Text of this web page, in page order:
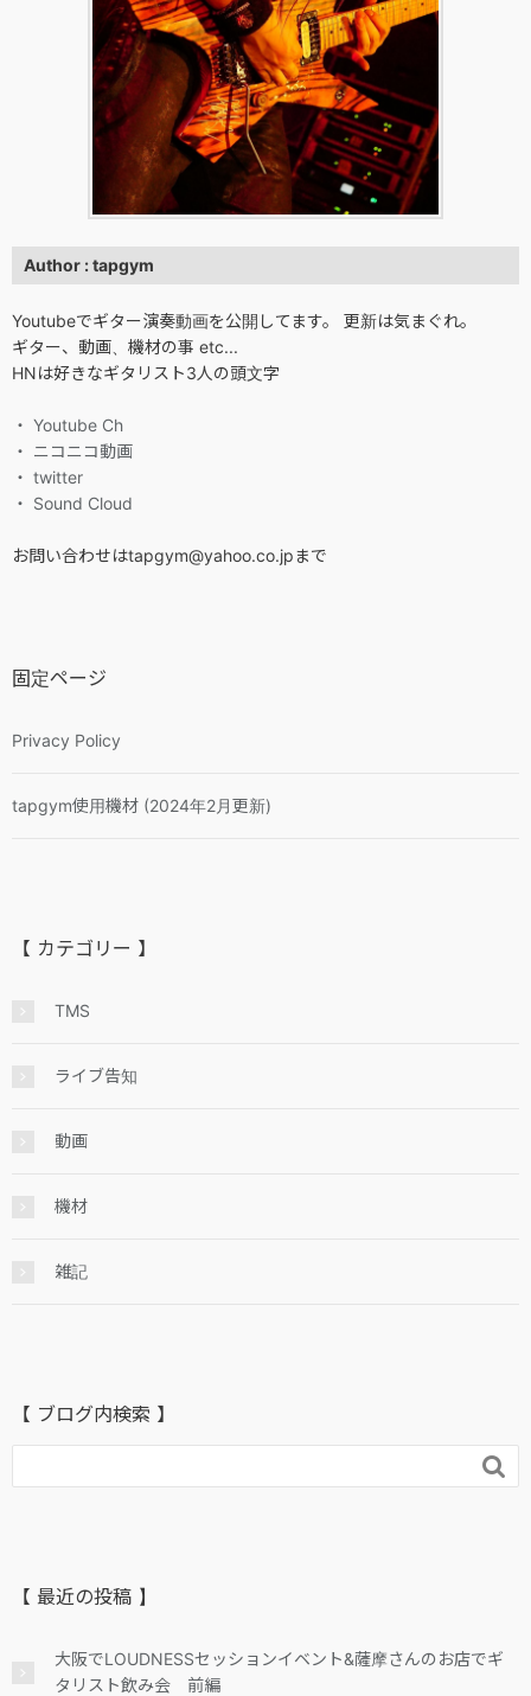
Author : tapgym
Youtubeでギター演奏動画を公開してます。 更新は気まぐれ。
ギター、動画、機材の事 etc...
HNは好きなギタリスト3人の頭文字
・ Youtube Ch
・ ニコニコ動画
・ twitter
・ Sound Cloud
お問い合わせはtapgym@yahoo.co.jpまで
固定ページ
Privacy Policy
tapgym使用機材 (2024年2月更新)
【 カテゴリー 】
TMS
ライブ告知
動画
機材
雑記
【 ブログ内検索 】

【 最近の投稿 】
大阪でLOUDNESSセッションイベント&薩摩さんのお店でギ
タリスト飲み会 前編